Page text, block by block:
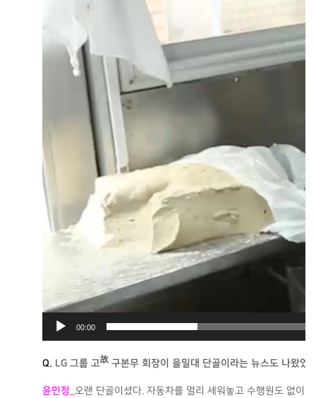
00:00
Q. LG 그룹 고故 구본무 회장이 을밀대 단골이라는 뉴스도 나왔었
윤민정_ 오랜 단골이셨다. 자동차를 멀리 세워놓고 수행원도 없이